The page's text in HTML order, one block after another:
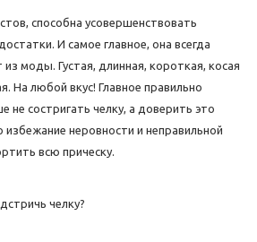
способна усовершенствовать
И самое главное, она всегда
моды. Густая, длинная, короткая, косая
На любой вкус! Главное правильно
не состригать челку, а доверить это
избежание неровности и неправильной
всю прическу.
челку?